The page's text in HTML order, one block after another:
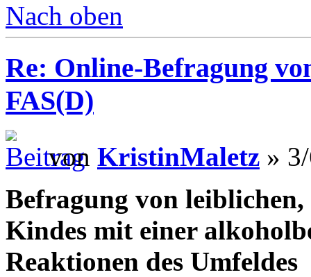
Nach oben
Re: Online-Befragung
FAS(D)
von KristinMaletz »
Befragung von
Kindes mit einer
Reaktionen des Umfeldes